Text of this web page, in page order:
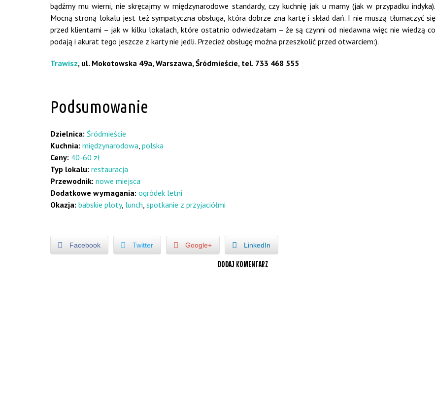
bądźmy mu wierni, nie skręcajmy w międzynarodowe standardy, czy kuchnię jak u mamy (jak w przypadku indyka).
Mocną stroną lokalu jest też sympatyczna obsługa, która dobrze zna kartę i skład dań. I nie muszą tłumaczyć się
przed klientami – jak w kilku lokalach, które ostatnio odwiedzałam – że są czynni od niedawna więc nie wiedzą co
podają i akurat tego jeszcze z karty nie jedli. Przecież obsługę można przeszkolić przed otwarciem:).
Trawisz, ul. Mokotowska 49a, Warszawa, Śródmieście, tel. 733 468 555
Podsumowanie
Dzielnica: Śródmieście
Kuchnia: międzynarodowa, polska
Ceny: 40-60 zł
Typ lokalu: restauracja
Przewodnik: nowe miejsca
Dodatkowe wymagania: ogródek letni
Okazja: babskie ploty, lunch, spotkanie z przyjaciółmi
Facebook Twitter Google+ LinkedIn
DODAJ KOMENTARZ